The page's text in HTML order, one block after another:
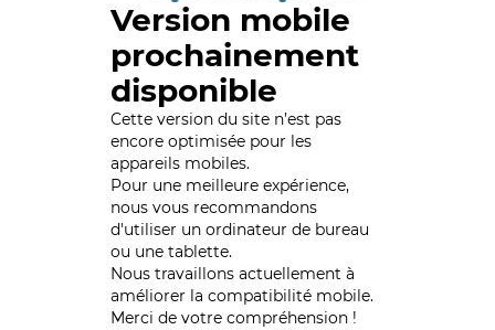
Version mobile
prochainement
disponible
Cette version du site n’est pas
encore optimisée pour les
appareils mobiles.
Pour une meilleure expérience,
nous vous recommandons
d'utiliser un ordinateur de bureau
ou une tablette.
Nous travaillons actuellement à
améliorer la compatibilité mobile.
Merci de votre compréhension !